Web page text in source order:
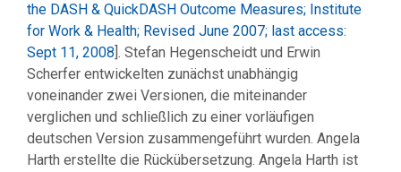
the DASH & QuickDASH Outcome Measures; Institute
for Work & Health; Revised June 2007; last access:
Sept 11, 2008 ]. Stefan Hegenscheidt und Erwin
Scherfer entwickelten zunächst unabhängig
voneinander zwei Versionen, die miteinander
verglichen und schließlich zu einer vorläufigen
deutschen Version zusammengeführt wurden. Angela
Harth erstellte die Rückübersetzung. Angela Harth ist